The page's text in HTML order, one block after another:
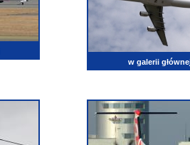
w galerii